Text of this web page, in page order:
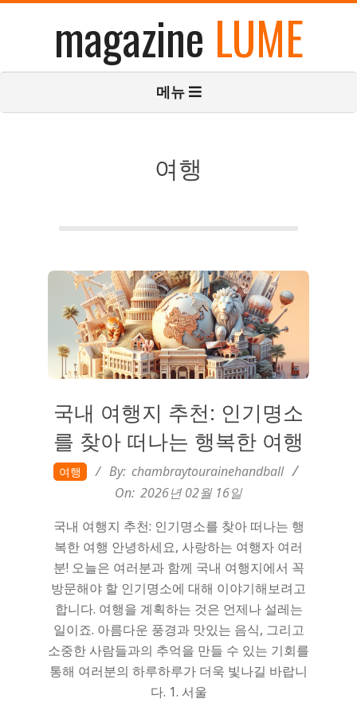
로
너
magazine LUME
메뉴
여행
국내 여행지 추천: 인기명소
를 찾아 떠나는 행복한 여행
2026-
02-
여행 By: chambraytourainehandball
On: 2026년 02월 16일
국내 여행지 추천: 인기명소를 찾아 떠나는 행
복한 여행 안녕하세요, 사랑하는 여행자 여러
분! 오늘은 여러분과 함께 국내 여행지에서 꼭
방문해야 할 인기명소에 대해 이야기해보려고
합니다. 여행을 계획하는 것은 언제나 설레는
일이죠. 아름다운 풍경과 맛있는 음식, 그리고
소중한 사람들과의 추억을 만들 수 있는 기회를
통해 여러분의 하루하루가 더욱 빛나길 바랍니
다. 1. 서울